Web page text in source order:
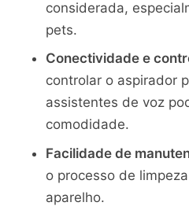
considerada,
pets.
Conectividade e
controlar o aspirador
assistentes de voz
comodidade.
Facilidade de
o processo de
aparelho.